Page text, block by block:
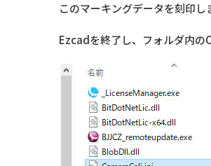
このマーキングデータを刻印
Ezcadを終了し、フォルダ内の